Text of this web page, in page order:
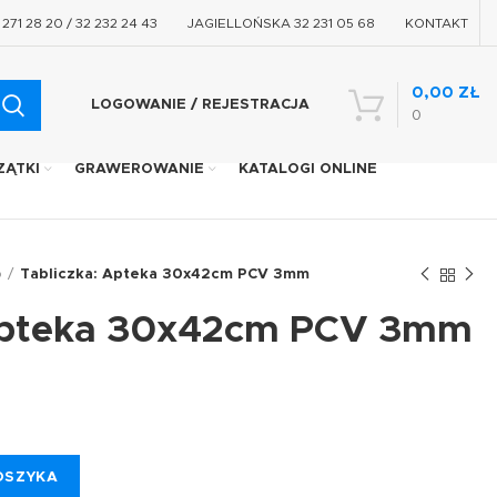
28 20 / 32 232 24 43 JAGIELLOŃSKA 32 231 05 68 KONTAKT
LOGOWANIE / REJESTRACJA
0
0,00 ZŁ
GRAWEROWANIE KATALOGI ONLINE
Tabliczka: Apteka 30x42cm PCV 3mm
30x42cm PCV 3mm